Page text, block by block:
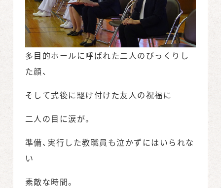
多目的ホールに呼ばれた二人のびっくりし
た顔、
そして式後に駆け付けた友人の祝福に
二人の目に涙が。
準備、実行した教職員も泣かずにはいられな
い
素敵な時間。